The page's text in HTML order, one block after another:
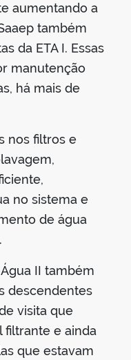
aumentando a
também
da ETA I. Essas
manutenção
há mais de
nos filtros e
no sistema e
de água
II também
descendentes
visita que
filtrante e ainda
que estavam